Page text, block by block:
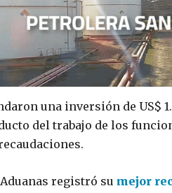
una inversión de US$
del trabajo de los
registró su mejor